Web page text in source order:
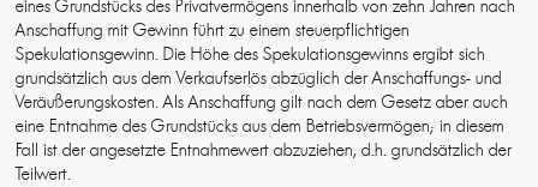
eines Grundstücks des Privatvermögens innerhalb von zehn Jahren nach
Anschaffung mit Gewinn führt zu einem steuerpflichtigen
Spekulationsgewinn. Die Höhe des Spekulationsgewinns ergibt sich
grundsätzlich aus dem Verkaufserlös abzüglich der Anschaffungs- und
Veräußerungskosten. Als Anschaffung gilt nach dem Gesetz aber auch
eine Entnahme des Grundstücks aus dem Betriebsvermögen; in diesem
Fall ist der angesetzte Entnahmewert abzuziehen, d.h. grundsätzlich der
Teilwert.